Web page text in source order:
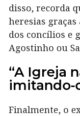
disso, recorda
heresias
dos concílios e
Agostinho ou
“A Igreja
imitando-
Finalmente, o